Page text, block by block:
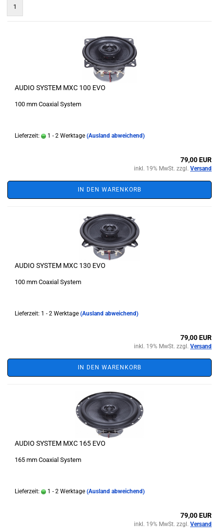
1
AUDIO SYSTEM MXC 100 EVO
100 mm Coaxial System
Lieferzeit: 1 - 2 Werktage (Ausland abweichend)
79,00 EUR
inkl. 19% MwSt. zzgl. Versand
IN DEN WARENKORB
AUDIO SYSTEM MXC 130 EVO
100 mm Coaxial System
Lieferzeit: 1 - 2 Werktage (Ausland abweichend)
79,00 EUR
inkl. 19% MwSt. zzgl. Versand
IN DEN WARENKORB
AUDIO SYSTEM MXC 165 EVO
165 mm Coaxial System
Lieferzeit: 1 - 2 Werktage (Ausland abweichend)
79,00 EUR
inkl. 19% MwSt. zzgl. Versand